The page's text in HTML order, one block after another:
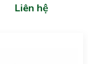
Liên hệ